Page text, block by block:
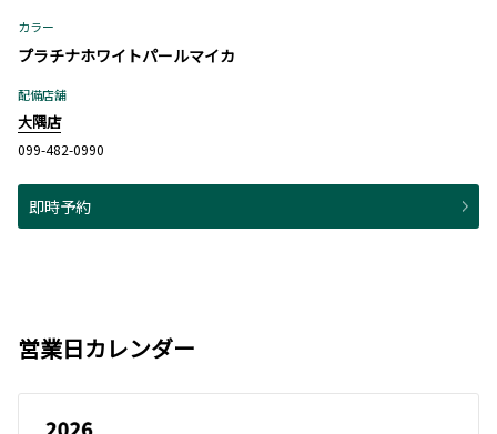
カラー
プラチナホワイトパールマイカ
配備店舗
大隅店
099-482-0990
即時予約
営業日カレンダー